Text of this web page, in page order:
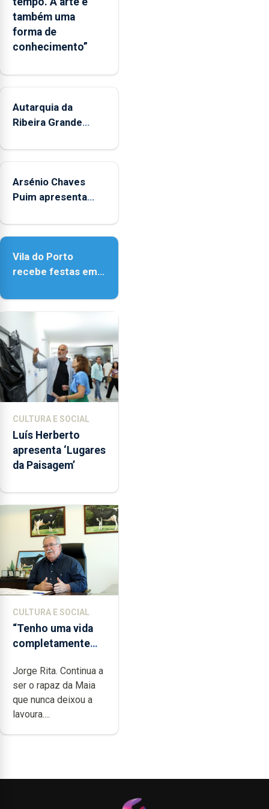
Regional
e
municípios.
também uma
forma de
conhecimento”
Autarquia da
Ribeira Grande
"Museus no Verão"
Arsénio Chaves
Puim apresenta
de Vila do Porto
Vila do Porto
recebe festas em
Senhora da
CULTURA E SOCIAL
Luís Herberto
apresenta ‘Lugares
da Paisagem’
CULTURA E SOCIAL
“Tenho uma vida
completamente
dedicação, gosto e
muita paixão”
Jorge Rita. Continua a
ser o rapaz da Maia
que nunca deixou a
lavoura....